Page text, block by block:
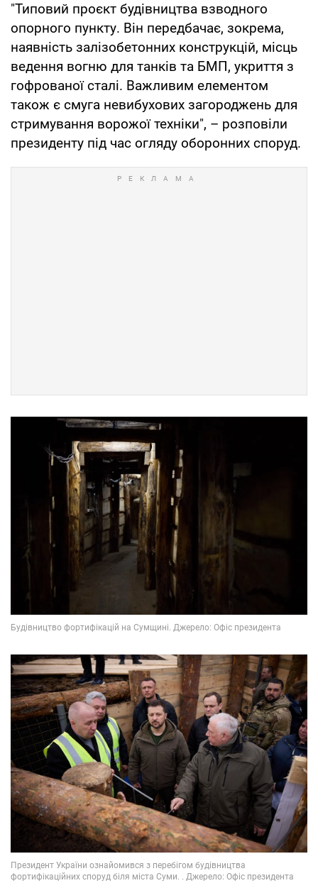
"Типовий проєкт будівництва взводного
опорного пункту. Він передбачає, зокрема,
наявність залізобетонних конструкцій, місць
ведення вогню для танків та БМП, укриття з
гофрованої сталі. Важливим елементом
також є смуга невибухових загороджень для
стримування ворожої техніки", – розповіли
президенту під час огляду оборонних споруд.